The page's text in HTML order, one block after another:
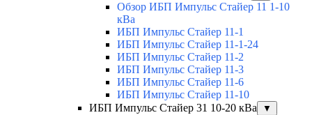
Обзор ИБП Импульс Стайер 11 1-10
кВа
ИБП Импульс Стайер 11-1
ИБП Импульс Стайер 11-1-24
ИБП Импульс Стайер 11-2
ИБП Импульс Стайер 11-3
ИБП Импульс Стайер 11-6
ИБП Импульс Стайер 11-10
ИБП Импульс Стайер 31 10-20 кВа
▼